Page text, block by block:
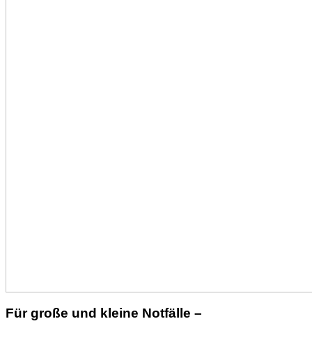
Für große und kleine Notfälle –